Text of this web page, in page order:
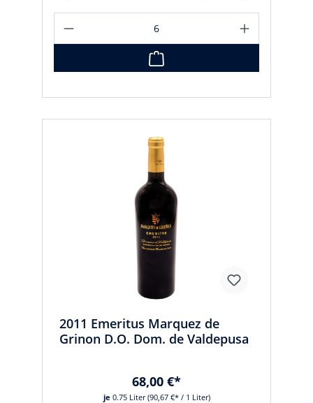
2011 Emeritus Marquez de
Grinon D.O. Dom. de Valdepusa
je 0.75 Liter(90,67 €* / 1 Liter)
68,00 €*